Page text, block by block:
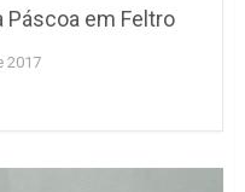
Páscoa em Feltro
2017